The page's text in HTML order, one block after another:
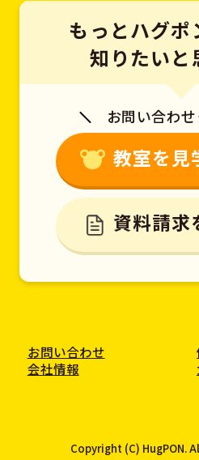
もっとハグポ
知りたいと
お問い合わ
教室を見
資料請求
お問い合わせ
会社情報
Copyright (C) HugPON.